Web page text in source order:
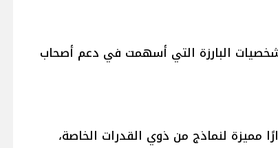
البارزة التي أسهمت في دعم أصحاب
مميزة لنماذج من ذوي القدرات الخاصة،